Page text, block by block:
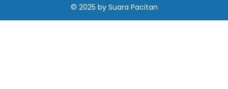
© 2025 by Suara Pacitan